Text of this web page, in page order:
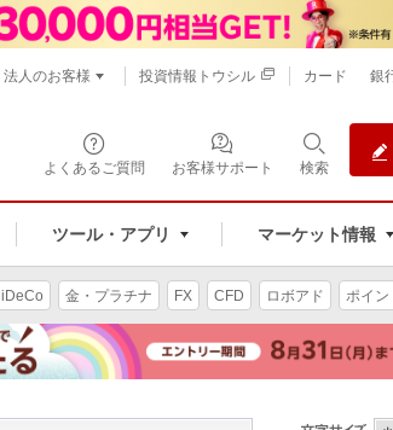
よくあるご質問 お客様サポート 検索
ツール・アプリ マーケット情報
法人のお客様 投資情報トウシル カード 銀
iDeCo 金・プラチナ FX CFD ロボアド ポイン